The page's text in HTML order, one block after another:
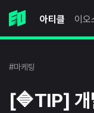
아티클 이오
#마케팅
[🔷TIP] 개